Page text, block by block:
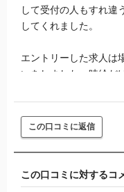
して受付の人もすれ違
してくれました。
エントリーした求人は
いをしました。時給だ
です。でもタイミン
することにしました。
仕事のやりがいは結構
たのか任される仕事も
達がとても優しくして
んでくれます。
この口コミに返信
この口コミに対するコ